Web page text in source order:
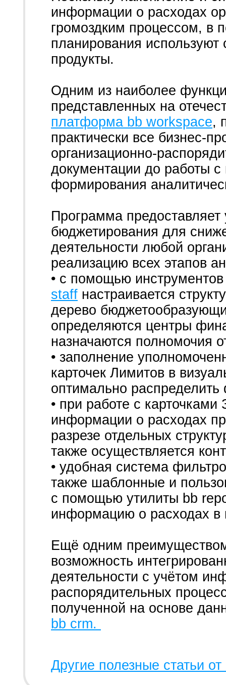
информации о расходах
громоздким процессом, в
планирования
продукты.
Одним из наиболее
представленных на
платформа bb workspace,
практически все бизнес-
организационно-
документации до работы
формирования
Программа
бюджетирования для
деятельности любой
реализацию всех этапов
• с помощью
staff настраивается
дерево
определяются центры
назначаются полномочия
• заполнение
карточек Лимитов в
оптимально
• при работе с
информации о расходах
разрезе отдельных
также осуществляется
• удобная система
также шаблонные и
с помощью утилиты bb
информацию о расходах в
Ещё одним
возможность
деятельности с учётом
распорядительных
полученной на основе
bb crm.
Другие полезные статьи